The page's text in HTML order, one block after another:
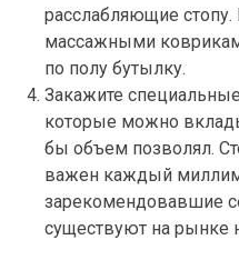
расслабляющие
массажными
по полу бутылку.
Закажите
которые можно
бы объем позволял.
важен каждый
зарекомендовавшие
существуют на рынке